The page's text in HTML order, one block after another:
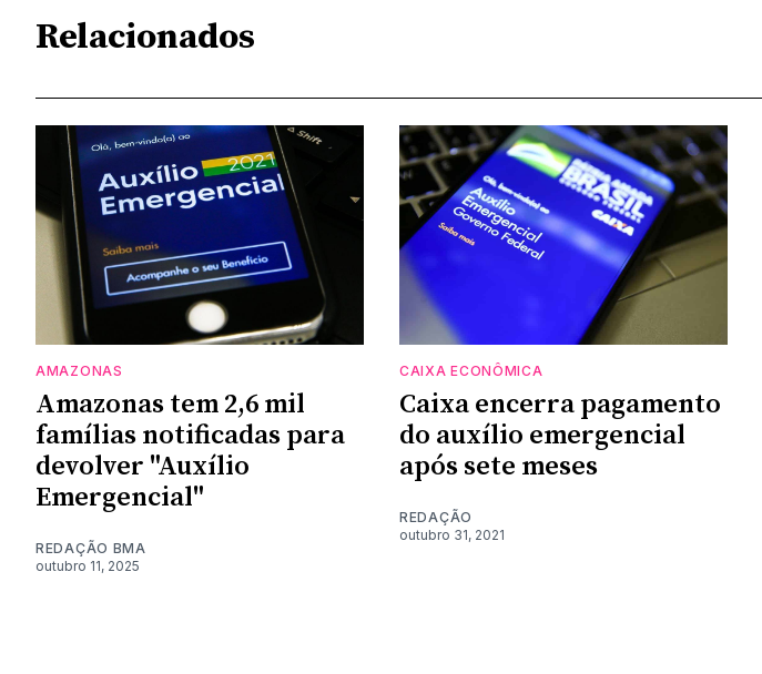
Relacionados
AMAZONAS
Amazonas tem 2,6 mil
famílias notificadas para
devolver "Auxílio
Emergencial"
REDAÇÃO BMA
outubro 11, 2025
CAIXA ECONÔMICA
Caixa encerra pagamento
do auxílio emergencial
após sete meses
REDAÇÃO
outubro 31, 2021